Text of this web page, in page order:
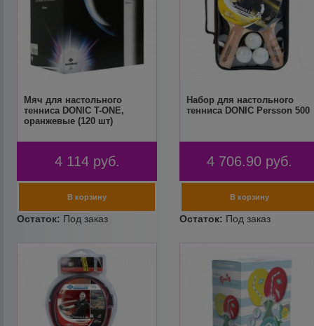
Мяч для настольного
тенниса DONIC T-ONE,
оранжевые (120 шт)
4 114 руб.
Набор для настольного
тенниса DONIC Persson 500
4 706.90 руб.